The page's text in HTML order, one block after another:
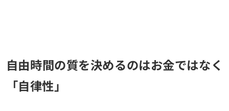
自由時間の質を決めるのはお金ではなく
「自律性」